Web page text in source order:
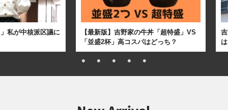
私が中核派区議に
【最新版】吉野家の牛丼「超特盛」VS
「並盛2杯」高コスパはどっち？